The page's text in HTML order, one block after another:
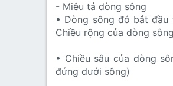
- Miêu tả dòng sông
• Dòng sông đó bắt
Chiều rộng của dòng
• Chiều sâu của dòng
đứng dưới sông)